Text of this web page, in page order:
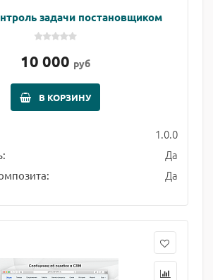
задачи постановщиком
10 000 руб
В КОРЗИНУ
1.0.0
Да
Да